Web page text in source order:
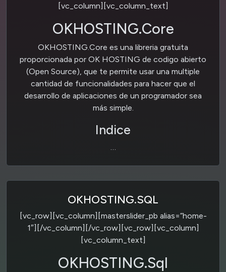
[vc_column][vc_column_text]
OKHOSTING.Core
OKHOSTING.Core es una libreria gratuita
proporcionada por OK HOSTING de codigo abierto
(Open Source), que te permite usar una multiple
cantidad de funcionalidades para hacer que el
desarrollo de aplicaciones de un programador sea
más simple.
Indice
…
OKHOSTING.SQL
[vc_row][vc_column][masterslider_pb alias=”home-
1″][/vc_column][/vc_row][vc_row][vc_column]
[vc_column_text]
OKHOSTING.Sql